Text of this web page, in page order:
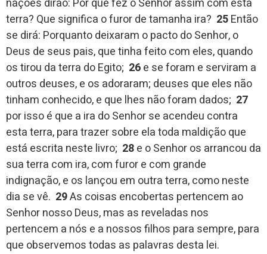
terra? Que significa o furor de tamanha ira? 25Então
se dirá: Porquanto deixaram o pacto do Senhor, o
Deus de seus pais, que tinha feito com eles, quando
os tirou da terra do Egito; 26e se foram e serviram a
outros deuses, e os adoraram; deuses que eles não
tinham conhecido, e que lhes não foram dados; 27
por isso é que a ira do Senhor se acendeu contra
esta terra, para trazer sobre ela toda maldição que
está escrita neste livro; 28e o Senhor os arrancou da
sua terra com ira, com furor e com grande
indignação, e os lançou em outra terra, como neste
dia se vê. 29As coisas encobertas pertencem ao
Senhor nosso Deus, mas as reveladas nos
pertencem a nós e a nossos filhos para sempre, para
que observemos todas as palavras desta lei.